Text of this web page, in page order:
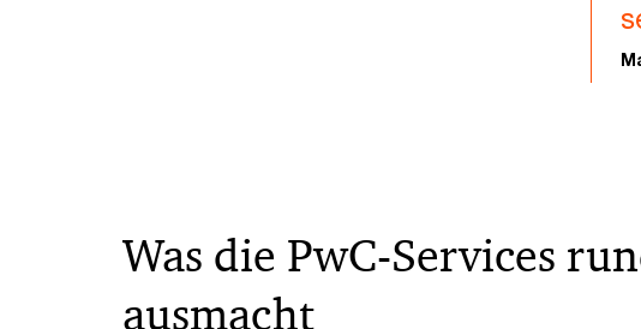
Was die PwC-Services
ausmacht